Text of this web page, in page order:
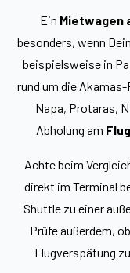
Ein Mietwagen
besonders, wenn
beispielsweise in
rund um die
Napa, Protaras,
Abholung am
Achte beim
direkt im Terminal
Shuttle zu einer
Prüfe außerdem,
Flugverspätung